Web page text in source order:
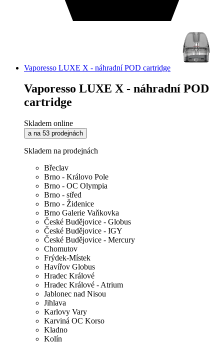
Vaporesso LUXE X - náhradní POD cartridge
Vaporesso LUXE X - náhradní POD
cartridge
Skladem online
a na 53 prodejnách
Skladem na prodejnách
Břeclav
Brno - Královo Pole
Brno - OC Olympia
Brno - střed
Brno - Židenice
Brno Galerie Vaňkovka
České Budějovice - Globus
České Budějovice - IGY
České Budějovice - Mercury
Chomutov
Frýdek-Místek
Havířov Globus
Hradec Králové
Hradec Králové - Atrium
Jablonec nad Nisou
Jihlava
Karlovy Vary
Karviná OC Korso
Kladno
Kolín